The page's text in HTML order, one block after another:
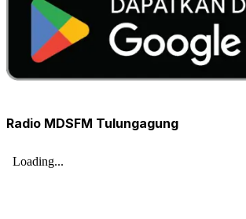
Radio MDSFM Tulungagung